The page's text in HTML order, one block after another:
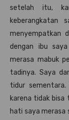
setelah itu,
keberangkatan
menyempatkan
dengan ibu
merasa mabuk
tadinya. Saya
tidur sementara.
karena tidak bisa
hati saya